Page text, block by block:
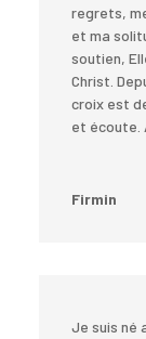
regrets,
et ma
soutien,
Christ.
croix est
et écoute.
Firmin
Je suis né